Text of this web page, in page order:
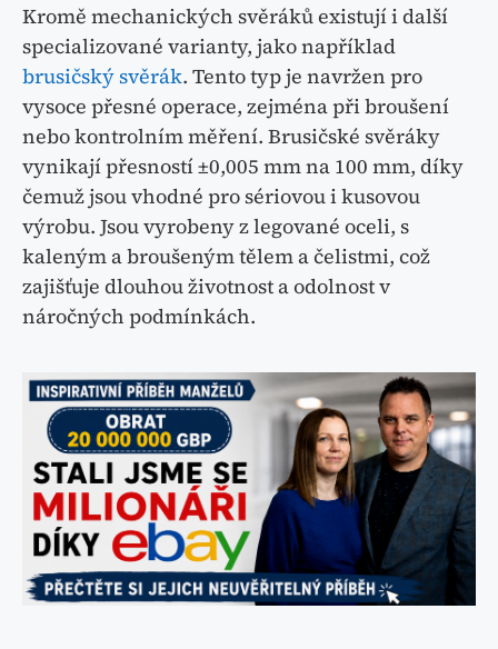
Kromě mechanických svěráků existují i další
specializované varianty, jako například
brusičský svěrák. Tento typ je navržen pro
vysoce přesné operace, zejména při broušení
nebo kontrolním měření. Brusičské svěráky
vynikají přesností ±0,005 mm na 100 mm, díky
čemuž jsou vhodné pro sériovou i kusovou
výrobu. Jsou vyrobeny z legované oceli, s
kaleným a broušeným tělem a čelistmi, což
zajišťuje dlouhou životnost a odolnost v
náročných podmínkách.